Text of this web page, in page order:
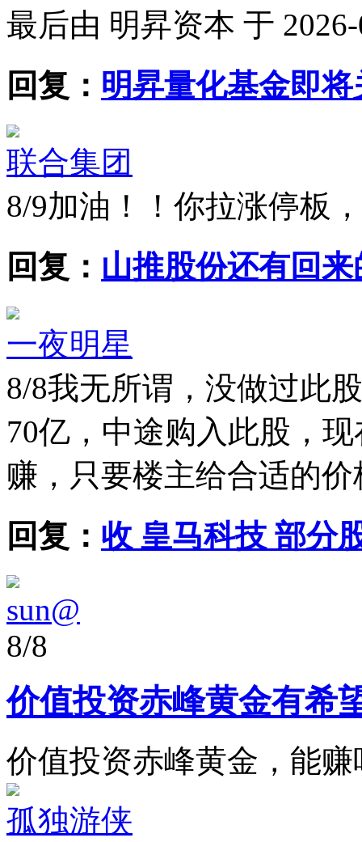
最后由 明昇资本 于
回复： 明昇量化基金即
联合集团
8/9加油！！你拉涨停板
回复： 山推股份还有回
一夜明星
8/8我无所谓，没做过此
70亿，中途购入此股，
赚，只要楼主给合适的
回复： 收 皇马科技 部分
sun@
8/8
价值投资赤峰黄金有希
价值投资赤峰黄金，能赚
孤独游侠